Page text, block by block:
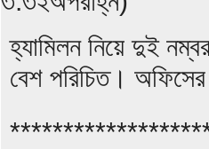
হ্যামিলন নিয়ে দুই
বেশ পরিচিত।